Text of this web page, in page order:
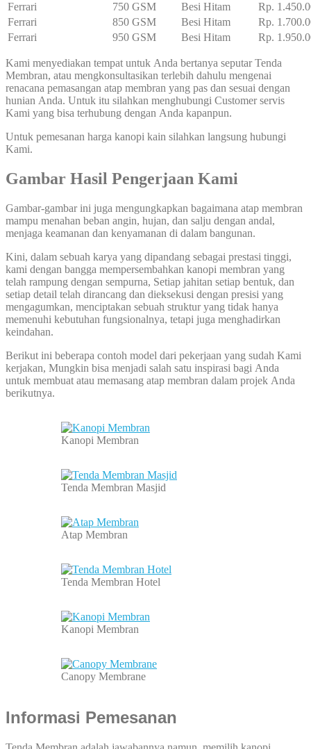
Ferrari
750 GSM Besi Hitam
Rp.
Ferrari
850 GSM Besi Hitam
Rp.
Ferrari
950 GSM Besi Hitam Rp.
Kami menyediakan tempat untuk Anda bertanya seputar Tenda
Membran, atau mengkonsultasikan terlebih dahulu mengenai
renacana pemasangan atap membran yang pas dan sesuai dengan
hunian Anda. Untuk itu silahkan menghubungi Customer servis
Kami yang bisa terhubung dengan Anda kapanpun.
Untuk pemesanan harga kanopi kain silahkan langsung hubungi
Kami.
Gambar Hasil Pengerjaan Kami
Gambar-gambar ini juga mengungkapkan bagaimana atap membran
mampu menahan beban angin, hujan, dan salju dengan andal,
menjaga keamanan dan kenyamanan di dalam bangunan.
Kini, dalam sebuah karya yang dipandang sebagai prestasi tinggi,
kami dengan bangga mempersembahkan kanopi membran yang
telah rampung dengan sempurna, Setiap jahitan setiap bentuk, dan
setiap detail telah dirancang dan dieksekusi dengan presisi yang
mengagumkan, menciptakan sebuah struktur yang tidak hanya
memenuhi kebutuhan fungsionalnya, tetapi juga menghadirkan
keindahan.
Berikut ini beberapa contoh model dari pekerjaan yang sudah Kami
kerjakan, Mungkin bisa menjadi salah satu inspirasi bagi Anda
untuk membuat atau memasang atap membran dalam projek Anda
berikutnya.
Kanopi Membran
Tenda Membran Masjid
Atap Membran
Tenda Membran Hotel
Kanopi Membran
Canopy Membrane
Informasi Pemesanan